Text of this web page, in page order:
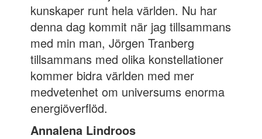
kunskaper runt hela världen. Nu har
denna dag kommit när jag tillsammans
med min man, Jörgen Tranberg
tillsammans med olika konstellationer
kommer bidra världen med mer
medvetenhet om universums enorma
energiöverflöd.
Annalena Lindroos